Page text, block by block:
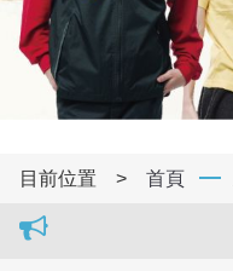
目前位置 > 首頁